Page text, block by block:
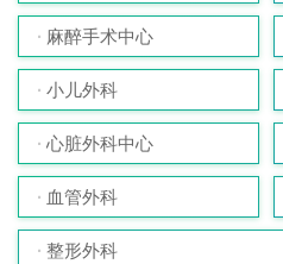
麻醉手术中心
小儿外科
心脏外科中心
血管外科
整形外科